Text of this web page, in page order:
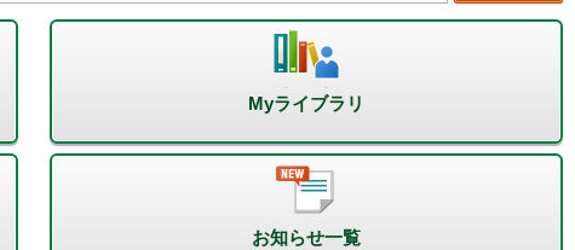
Myライブラリ
お知らせ一覧